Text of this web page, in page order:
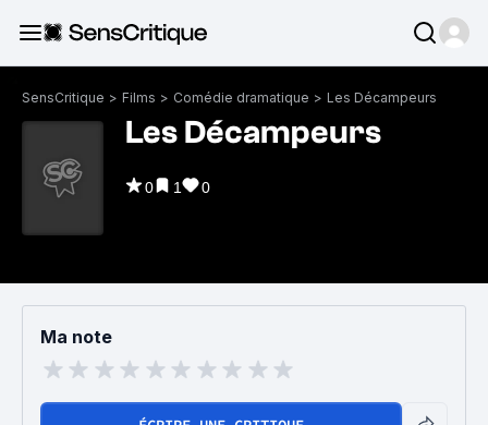
SensCritique > Films > Comédie dramatique > Les Décampeurs
Les Décampeurs
0 1 0
Ma note